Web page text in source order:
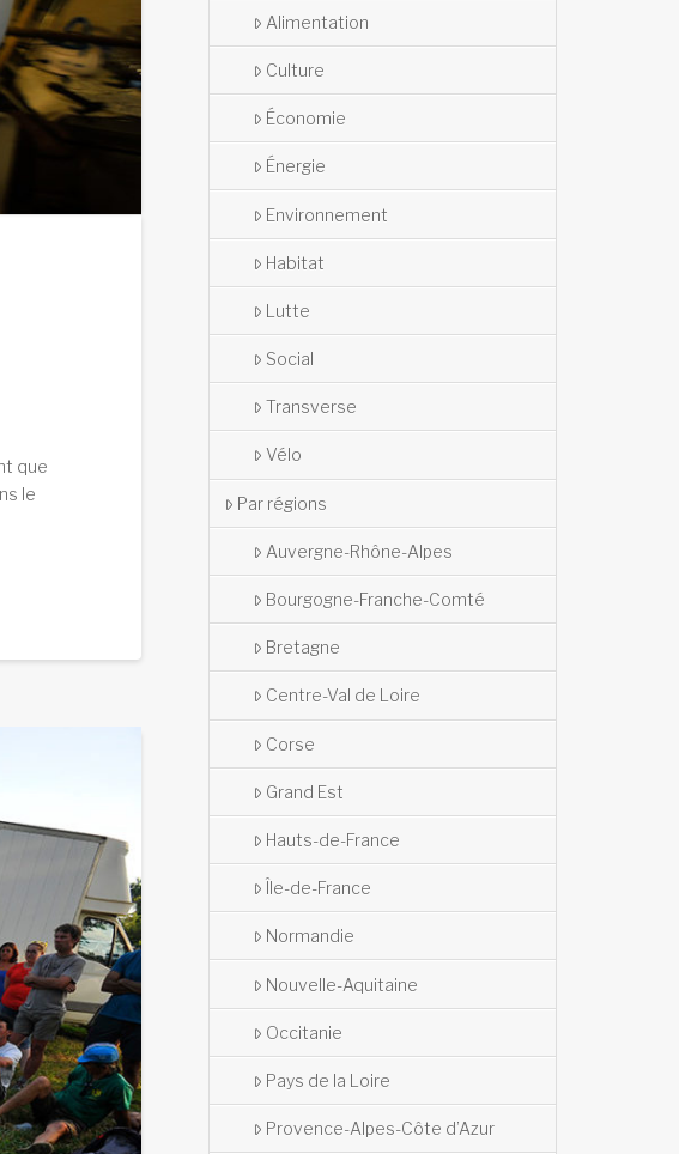
que
le
Alimentation
Culture
Économie
Énergie
Environnement
Habitat
Lutte
Social
Transverse
Vélo
Par régions
Auvergne-Rhône-Alpes
Bourgogne-Franche-Comté
Bretagne
Centre-Val de Loire
Corse
Grand Est
Hauts-de-France
Île-de-France
Normandie
Nouvelle-Aquitaine
Occitanie
Pays de la Loire
Provence-Alpes-Côte d’Azur